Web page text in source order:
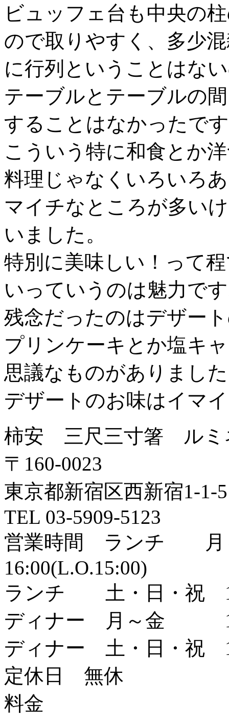
ビュッフェ台も中央の
ので取りやすく、多少
に行列ということはな
テーブルとテーブルの
することはなかったで
こういう特に和食とか
料理じゃなくいろいろ
マイチなところが多い
いました。
特別に美味しい！って
いっていうのは魅力で
残念だったのはデザー
プリンケーキとか塩キ
思議なものがありまし
デザートのお味はイマ
柿安 三尺三寸箸 ルミ
〒160-0023
東京都新宿区西新宿1-1-
TEL 03-5909-5123
営業時間 ランチ
16:00(L.O.15:00)
ランチ 土・日・祝
ディナー 月～金
ディナー 土・日・祝
定休日 無休
料金